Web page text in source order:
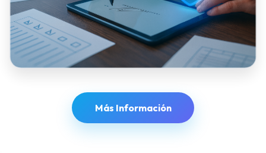
Más Información